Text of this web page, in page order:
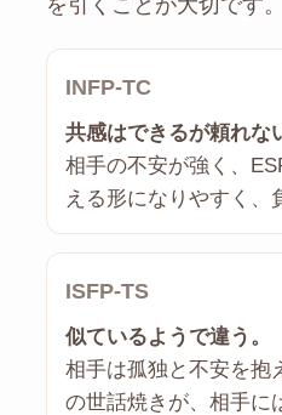
INFP-TC
共感はできるが頼れな
相手の不安が強く、
える形になりやすく、
ISFP-TS
似ているようで違う。
相手は孤独と不安を抱
の世話焼きが、相手に